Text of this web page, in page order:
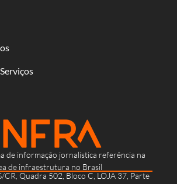
de informação jornalística referência na
de infraestrutura no Brasil
CR, Quadra 502, Bloco C, LOJA 37, Parte